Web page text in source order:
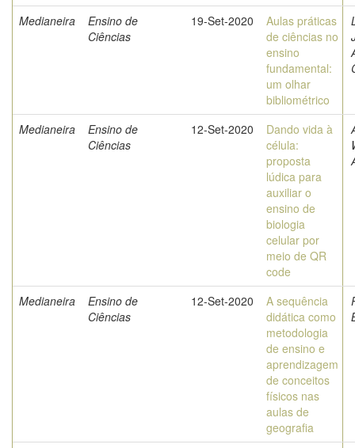
Medianeira
Ensino de
Ciências
19-Set-2020
Aulas práticas
de ciências no
ensino
fundamental:
um olhar
bibliométrico
Medianeira
Ensino de
Ciências
12-Set-2020
Dando vida à
célula:
proposta
lúdica para
auxiliar o
ensino de
biologia
celular por
meio de QR
code
Medianeira
Ensino de
Ciências
12-Set-2020
A sequência
didática como
metodologia
de ensino e
aprendizagem
de conceitos
físicos nas
aulas de
geografia